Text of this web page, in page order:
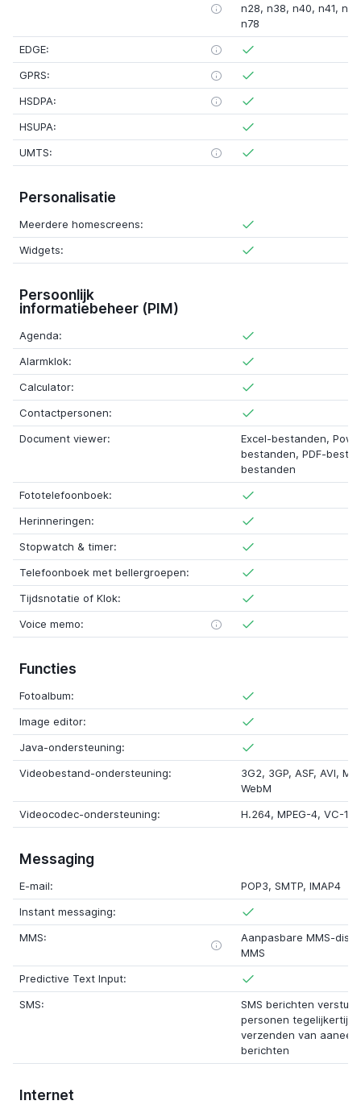
n28, n38, n40, n41,
n78
EDGE:
GPRS:
HSDPA:
HSUPA:
UMTS:
Personalisatie
Meerdere homescreens:
Widgets:
Persoonlijk
informatiebeheer (PIM)
Agenda:
Alarmklok:
Calculator:
Contactpersonen:
Document viewer:
Excel-bestanden,
bestanden, PDF-
bestanden
Fototelefoonboek:
Herinneringen:
Stopwatch & timer:
Telefoonboek met bellergroepen:
Tijdsnotatie of Klok:
Voice memo:
Functies
Fotoalbum:
Image editor:
Java-ondersteuning:
Videobestand-ondersteuning:
3G2, 3GP, ASF, AVI,
WebM
Videocodec-ondersteuning:
H.264, MPEG-4, VC-1,
Messaging
E-mail:
POP3, SMTP, IMAP4
Instant messaging:
MMS:
Aanpasbare MMS-
MMS
Predictive Text Input:
SMS:
SMS berichten
personen tegelijkertijd,
verzenden van
berichten
Internet